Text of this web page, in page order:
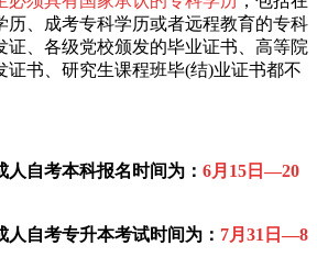
历、成考专科学历或者远程教育的专科
证、各级党校颁发的毕业证书、高等院
证书、研究生课程班毕(结)业证书都不
人自考本科报名时间为： 6月15日—20
人自考专升本考试时间为： 7月31日—8